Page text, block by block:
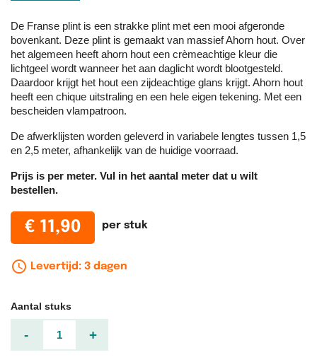
De Franse plint is een strakke plint met een mooi afgeronde
bovenkant. Deze plint is gemaakt van massief Ahorn hout. Over
het algemeen heeft ahorn hout een crèmeachtige kleur die
lichtgeel wordt wanneer het aan daglicht wordt blootgesteld.
Daardoor krijgt het hout een zijdeachtige glans krijgt. Ahorn hout
heeft een chique uitstraling en een hele eigen tekening. Met een
bescheiden vlampatroon.
De afwerklijsten worden geleverd in variabele lengtes tussen 1,5
en 2,5 meter, afhankelijk van de huidige voorraad.
Prijs is per meter. Vul in het aantal meter dat u wilt
bestellen.
€ 11,90 per stuk
schedule_outline
Levertijd: 3 dagen
Aantal stuks
- +